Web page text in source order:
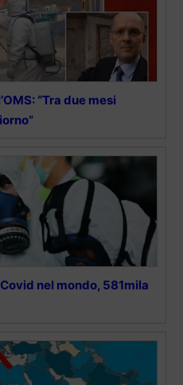
“Tra due mesi
nel mondo, 581mila